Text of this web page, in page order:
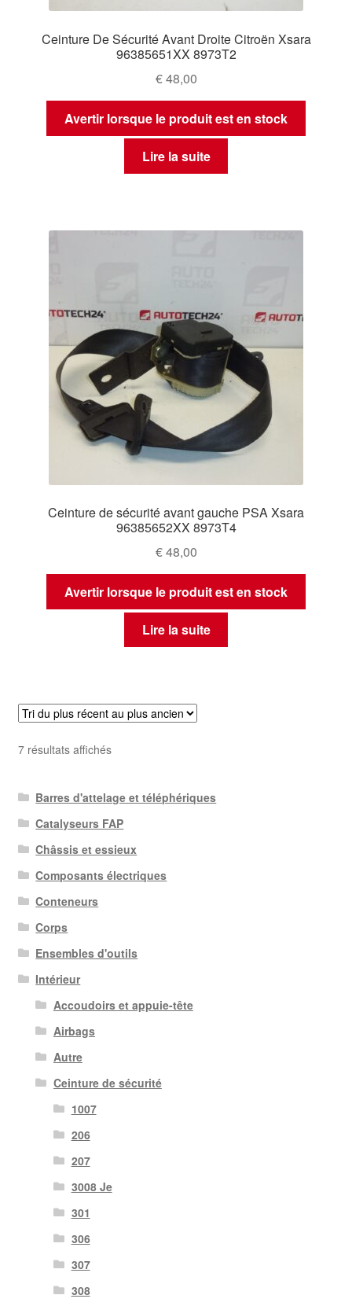
Ceinture De Sécurité Avant Droite Citroën Xsara
96385651XX 8973T2
€48,00
Avertir lorsque le produit est en stock
Lire la suite
Ceinture de sécurité avant gauche PSA Xsara
96385652XX 8973T4
€48,00
Avertir lorsque le produit est en stock
Lire la suite
7 résultats affichésTrié
récent
au
plus
ancien
Barres d'attelage et téléphériques
Catalyseurs FAP
Châssis et essieux
Composants électriques
Conteneurs
Corps
Ensembles d'outils
Intérieur
Accoudoirs et appuie-tête
Airbags
Autre
Ceinture de sécurité
1007
206
207
3008 Je
301
306
307
308